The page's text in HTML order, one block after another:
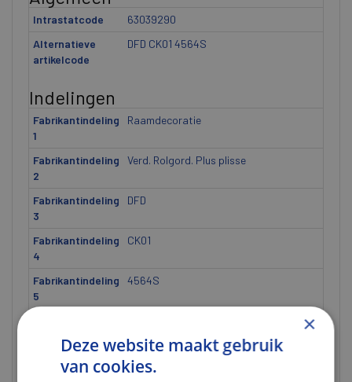
Intrastatcode
63039290
Alternatieve
artikelcode
DFD CK01 4564S
Indelingen
Fabrikantindeling
1
Raamdecoratie
Fabrikantindeling
2
Verd. Rolgord. Plus plisse
Fabrikantindeling
3
DFD
Fabrikantindeling
4
CK01
Fabrikantindeling
5
4564S
Gewicht ×
Deze website maakt gebruik
van cookies.